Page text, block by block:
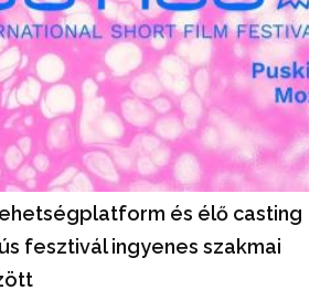
és élő casting
fesztivál ingyenes szakmai